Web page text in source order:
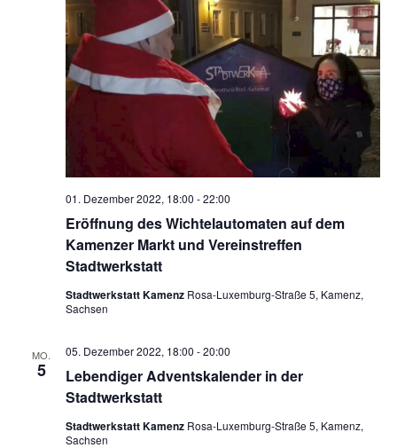
Eröffnung des Wichtelautomaten auf dem
Kamenzer Markt und Vereinstreffen
Stadtwerkstatt
01. Dezember 2022, 18:00 -22:00
Stadtwerkstatt Kamenz Rosa-Luxemburg-Straße 5, Kamenz,
Sachsen
MO.
5
Lebendiger Adventskalender in der
Stadtwerkstatt
05. Dezember 2022, 18:00 -20:00
Stadtwerkstatt Kamenz Rosa-Luxemburg-Straße 5, Kamenz,
Sachsen